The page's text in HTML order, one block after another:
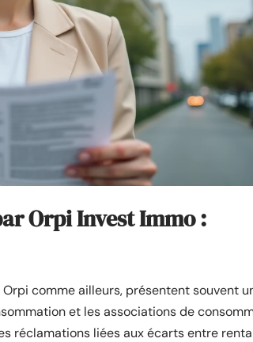
Orpi Invest Immo :
comme ailleurs, présentent souvent
et les associations de
réclamations liées aux écarts entre